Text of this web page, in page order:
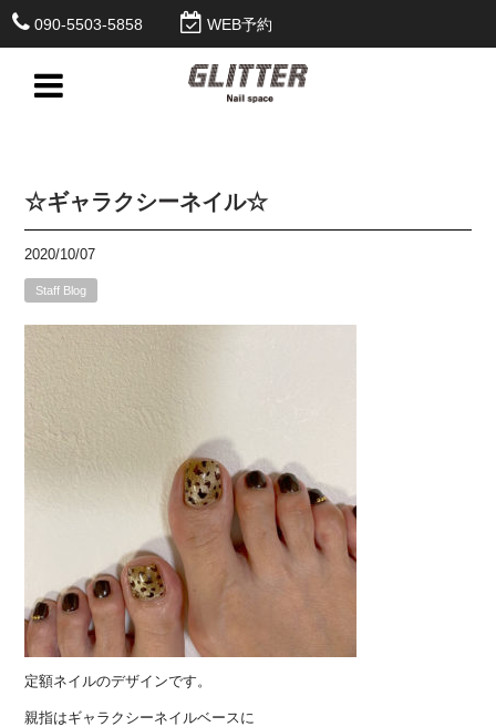
090-5503-5858 WEB予約
☆ギャラクシーネイル☆
2020/10/07
Staff Blog
定額ネイルのデザインです。
親指はギャラクシーネイルベースに